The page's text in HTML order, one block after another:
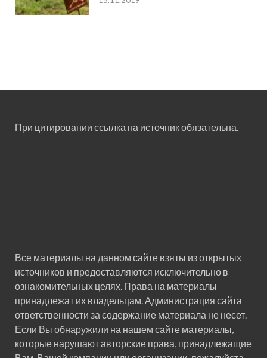
При цитировании ссылка на источник обязательна.
Все материалы на данном сайте взяты из открытых
источников и предоставляются исключительно в
ознакомительных целях. Права на материалы
принадлежат их владельцам. Администрация сайта
ответственности за содержание материала не несет.
Если Вы обнаружили на нашем сайте материалы,
которые нарушают авторские права, принадлежащие